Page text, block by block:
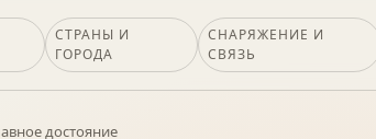
СТРАНЫ И
ГОРОДА
СНАРЯЖЕНИЕ И
СВЯЗЬ
достояние